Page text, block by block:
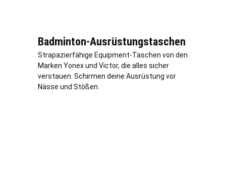
Badminton-Ausrüstungstaschen
Strapazierfähige Equipment-Taschen von den
Marken Yonex und Victor, die alles sicher
verstauen. Schirmen deine Ausrüstung vor
Nässe und Stößen.